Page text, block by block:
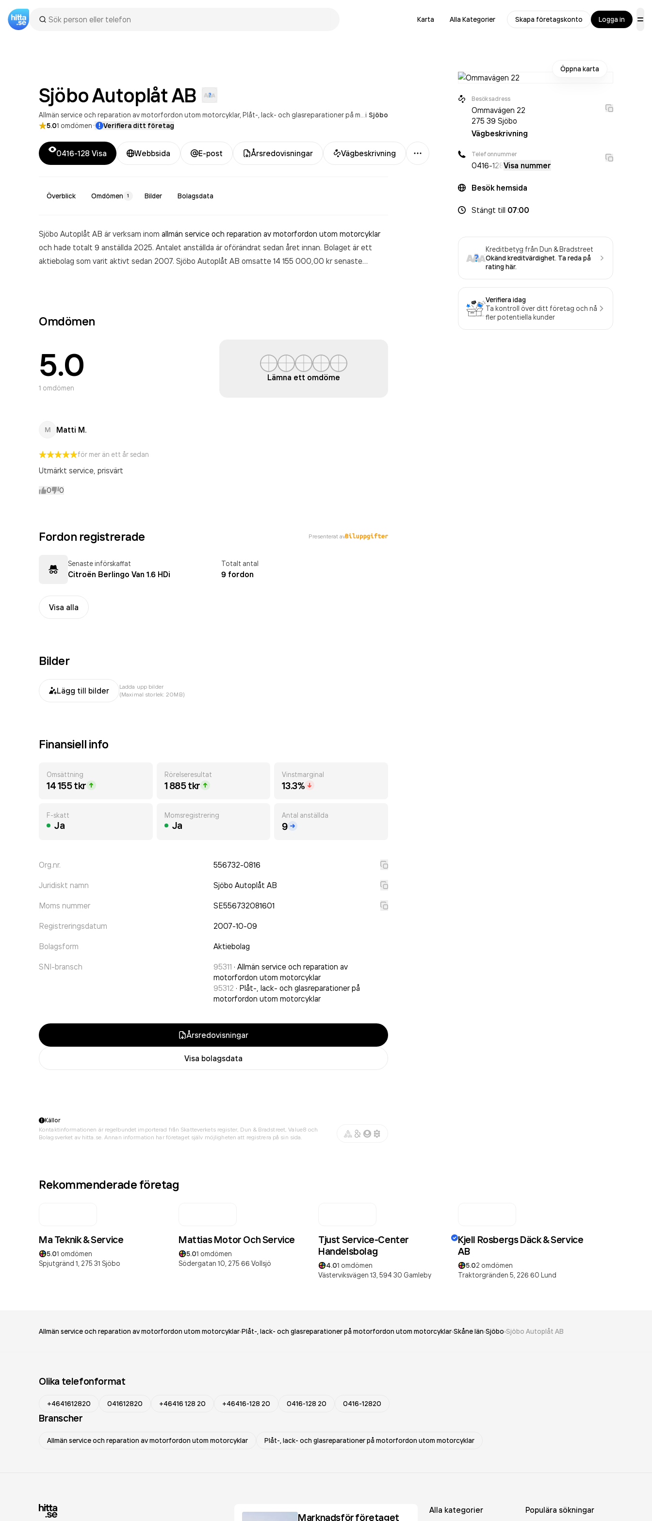
Karta Alla Kategorier Skapa företagskonto Logga in
Sjöbo AutoplåtAB
Allmän service och reparation av motorfordon utom motorcyklar Plåt-, lack- och glasreparationer på motorfordon utom motorcyklar i Sjöbo
5.01 omdömen· Verifiera ditt företag
0416-128 Visa Webbsida E-post Årsredovisningar Vägbeskrivning
Mer
Överblick Omdömen 1 Bilder Bolagsdata
Sjöbo Autoplåt AB är verksam inom allmän service och reparation av motorfordon utom motorcyklar
och hade totalt 9 anställda 2025. Antalet anställda är oförändrat sedan året innan. Bolaget är ett
aktiebolag som varit aktivt sedan 2007. Sjöbo Autoplåt AB omsatte 14 155 000,00 krsenaste
Omdömen
5.0
1 omdömen
Lämna ett omdöme
M Matti M.
för mer än ett år sedan
Utmärkt service, prisvärt
0 0
Fordon registrerade Presenterat av
Senaste införskaffat
Citroën Berlingo Van 1.6 HDi
Totalt antal
9 fordon
Visa alla
Bilder
Lägg till bilder
Ladda upp bilder
(Maximal storlek: 20MB)
Finansiell info
Omsättning
14 155 tkr
Rörelseresultat
1 885 tkr
Vinstmarginal
13.3%
F-skatt
Ja
Momsregistrering
Ja
Antal anställda
9
Org.nr. 556732-0816
Juridiskt namn Sjöbo Autoplåt AB
Moms nummer SE556732081601
Registreringsdatum 2007-10-09
Bolagsform Aktiebolag
SNI-bransch 95311 · Allmän service och reparation av
motorfordon utom motorcyklar
95312 · Plåt-, lack- och glasreparationer på
motorfordon utom motorcyklar
Årsredovisningar
Visa bolagsdata
Öppna karta
Besöksadress
Ommavägen 22
275 39 Sjöbo
Vägbeskrivning
Telefonnummer
0416-128Visa nummer
Besök hemsida
Stängt till 07:00
Kreditbetyg från Dun & Bradstreet
Okänd kreditvärdighet. Ta reda på
rating här.
Verifiera idag
Ta kontroll över ditt företag och nå
fler potentiella kunder
Källor
Kontaktinformationen är regelbundet importerad från Skatteverkets register, Dun & Bradstreet, Value8 och
Bolagsverket av hitta.se. Annan information har företaget själv möjligheten att registrera på sin sida.
Rekommenderade företag
Ma Teknik & Service
5.01 omdömen
Spjutgränd 1, 275 31 Sjöbo
Mattias Motor Och Service
5.01 omdömen
Södergatan 10, 275 66 Vollsjö
Tjust Service-Center
Handelsbolag
4.01 omdömen
Västerviksvägen 13, 594 30 Gamleby
Kjell Rosbergs Däck & Service
AB
5.02 omdömen
Traktorgränden 5, 226 60 Lund
Allmän service och reparation av motorfordon utom motorcyklar Plåt-, lack- och glasreparationer på motorfordon utom motorcyklar Skåne län Sjöbo Sjöbo Autoplåt AB
Olika telefonformat
+4641612820 041612820 +46416 128 20 +46416-128 20 0416-128 20 0416-12820
Branscher
Allmän service och reparation av motorfordon utom motorcyklar Plåt-, lack- och glasreparationer på motorfordon utom motorcyklar
Marknadsför företaget
Alla kategorier Populära sökningar